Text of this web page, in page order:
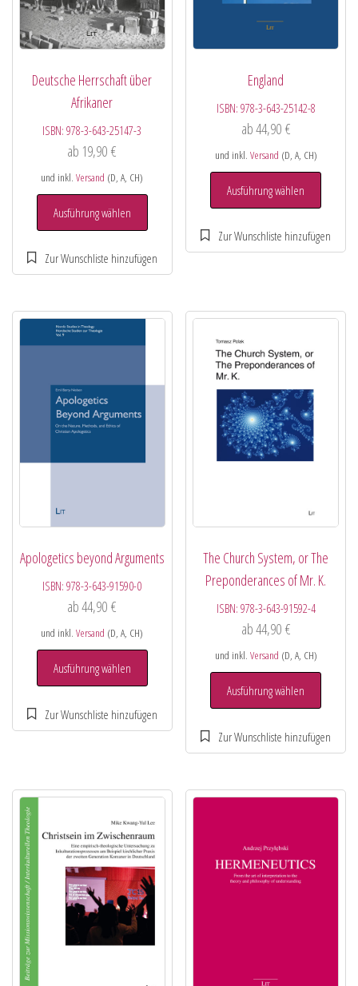
Deutsche Herrschaft über
Afrikaner
ISBN:978-3-643-25147-3
ab 19,90€
und inkl.Versand (D, A, CH)
Ausführung wählen
England
ISBN: 978-3-643-25142-8
ab44,90 €
und inkl. Versand (D, A, CH)
Ausführung wählen
Apologetics beyond Arguments
ISBN:978-3-643-91590-0
ab44,90€
und inkl.Versand (D, A, CH)
Ausführung wählen
The Church System, or The
Preponderances of Mr. K.
ISBN: 978-3-643-91592-4
ab44,90 €
und inkl. Versand (D, A, CH)
Ausführung wählen